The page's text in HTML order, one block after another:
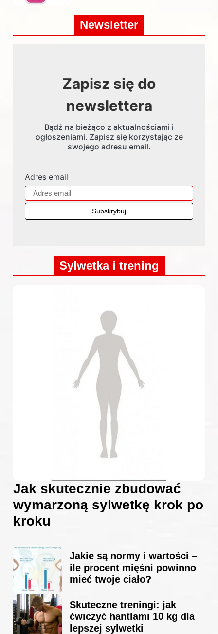
Newsletter
Zapisz się do
newslettera
Bądź na bieżąco z aktualnościami i
ogłoszeniami. Zapisz się korzystając ze
swojego adresu email.
Adres email
Sylwetka i trening
Jak skutecznie zbudować
wymarzoną sylwetkę krok po
kroku
Jakie są normy i wartości –
ile procent mięśni powinno
mieć twoje ciało?
Skuteczne treningi: jak
ćwiczyć hantlami 10 kg dla
lepszej sylwetki